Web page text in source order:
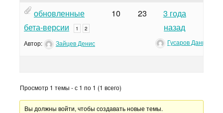
обновленные
бета-версии
1 2
Автор: Зайцев Денис
10 23
3 года
назад
Гусаров Даниил
Просмотр 1 темы - с 1 по 1 (1 всего)
Вы должны войти, чтобы создавать новые темы.